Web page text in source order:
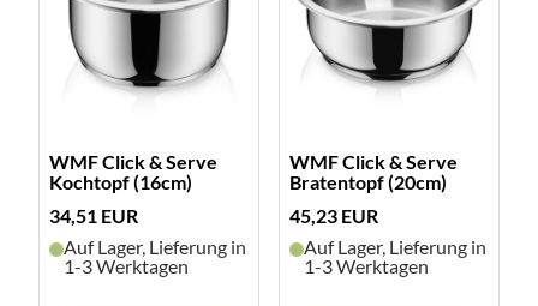
WMF Click & Serve
Kochtopf (16cm)
34,51 EUR
Auf Lager, Lieferung in
1-3 Werktagen
WMF Click & Serve
Bratentopf (20cm)
45,23 EUR
Auf Lager, Lieferung in
1-3 Werktagen